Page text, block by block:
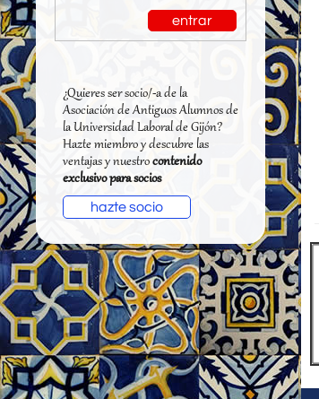
entrar
¿Quieres ser socio/-a de la
Asociación de Antiguos Alumnos de
la Universidad Laboral de Gijón?
Hazte miembro y descubre las
ventajas y nuestrocontenido
exclusivo para socios
hazte socio